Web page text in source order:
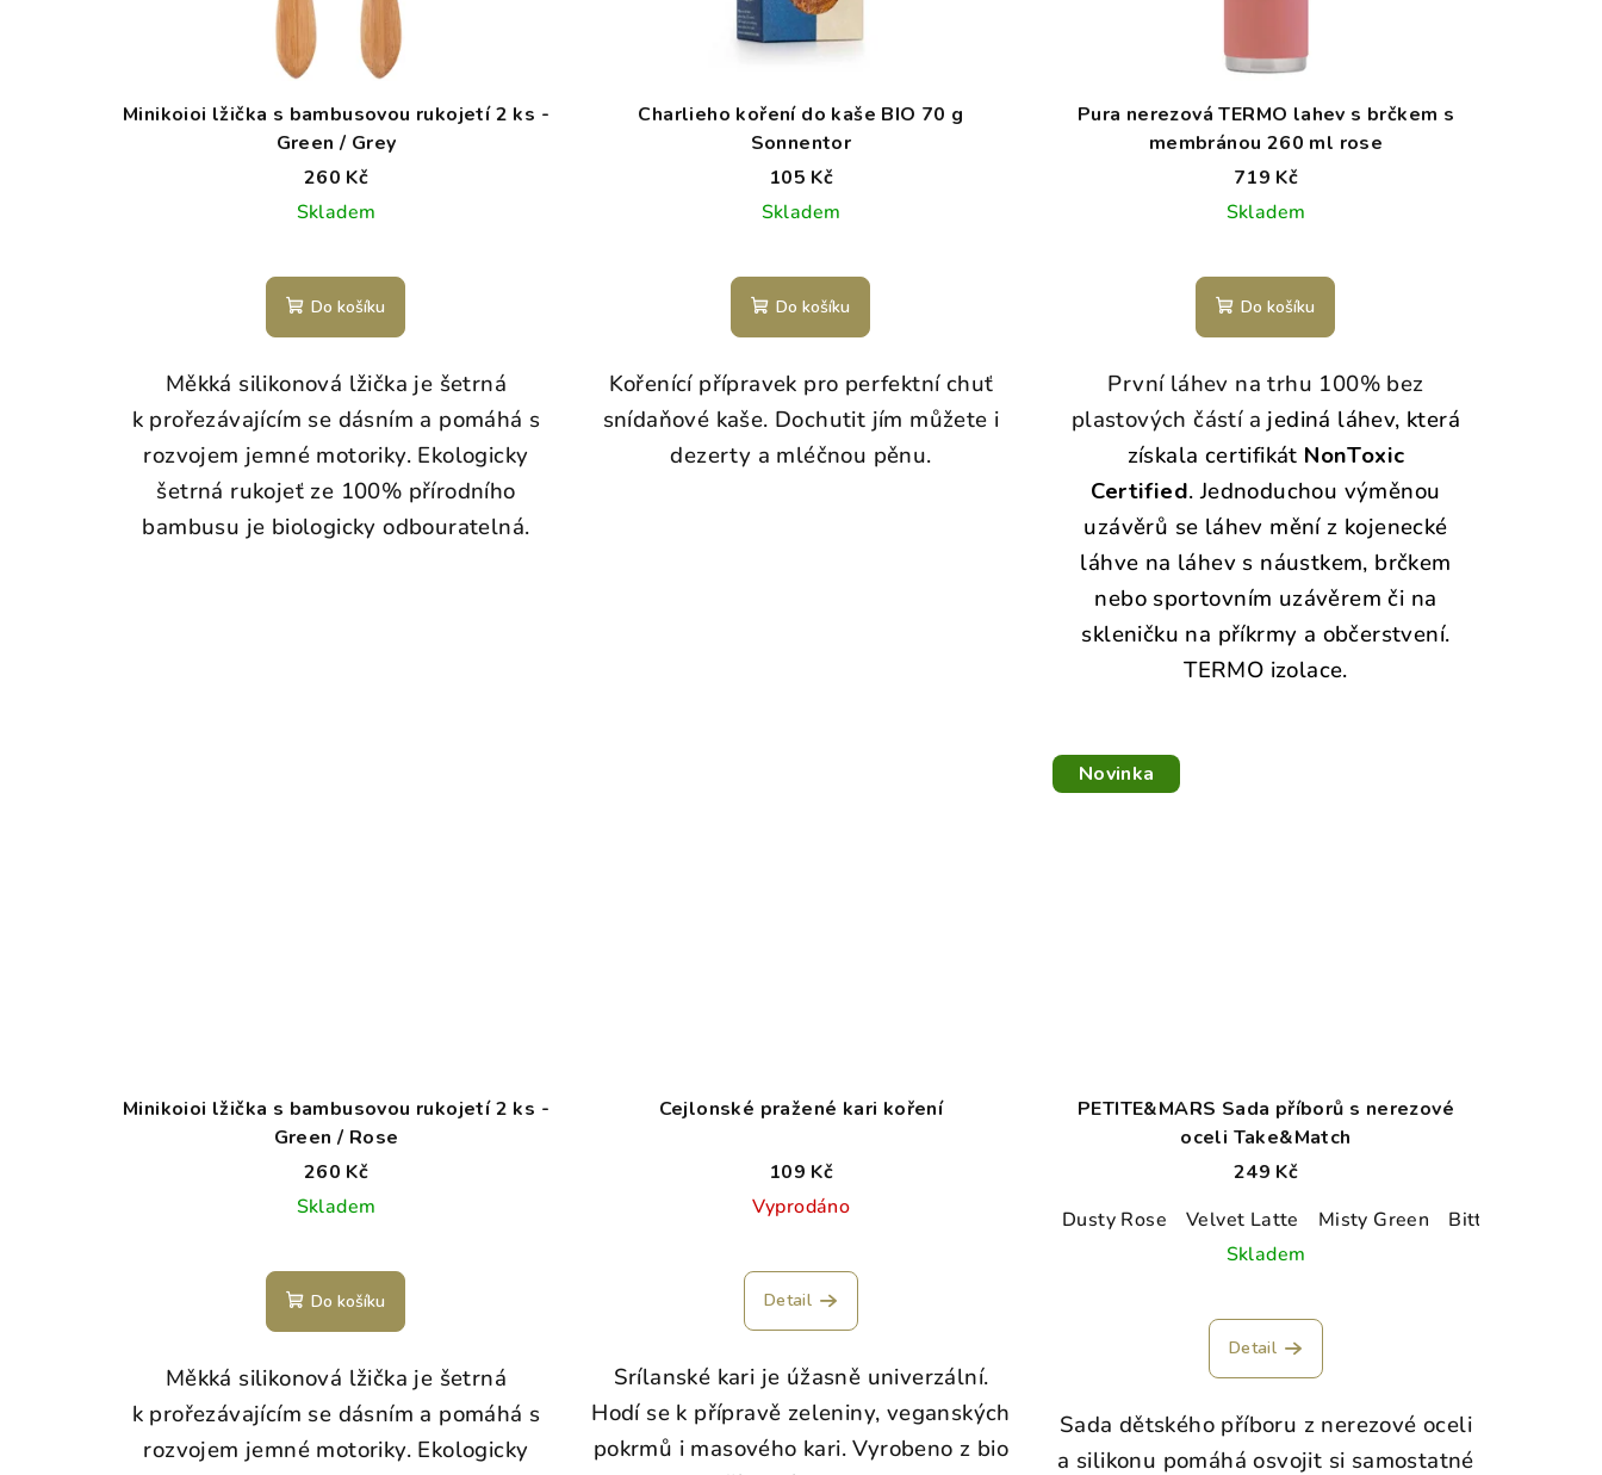
Minikoioi lžička s bambusovou rukojetí 2 ks -
Green / Grey
260 Kč
Skladem
Do košíku
Měkká silikonová lžička je šetrná
k prořezávajícím se dásním a pomáhá s
rozvojem jemné motoriky. Ekologicky
šetrná rukojeť ze 100% přírodního
bambusu je biologicky odbouratelná.
Charlieho koření do kaše BIO 70 g
Sonnentor
105 Kč
Skladem
Do košíku
Kořenící přípravek pro perfektní chuť
snídaňové kaše. Dochutit jím můžete i
dezerty a mléčnou pěnu.
Pura nerezová TERMO lahev s brčkem s
membránou 260 ml rose
719 Kč
Skladem
Do košíku
První láhev na trhu 100% bez
plastových částí a jediná láhev, která
získala certifikát NonToxic
Certified. Jednoduchou výměnou
uzávěrů se láhev mění z kojenecké
láhve na láhev s náustkem, brčkem
nebo sportovním uzávěrem či na
skleničku na příkrmy a občerstvení.
TERMO izolace.
Minikoioi lžička s bambusovou rukojetí 2 ks -
Green / Rose
260 Kč
Skladem
Do košíku
Měkká silikonová lžička je šetrná
k prořezávajícím se dásním a pomáhá s
rozvojem jemné motoriky. Ekologicky
Cejlonské pražené kari koření
109 Kč
Vyprodáno
Detail
Srílanské kari je úžasně univerzální.
Hodí se k přípravě zeleniny, veganských
pokrmů i masového kari. Vyrobeno z bio
Novinka
PETITE&MARS Sada příborů s nerezové
oceli Take&Match
249 Kč
Dusty Rose
Velvet Latte Misty Green Bitter Cocoa
Skladem
Detail
Sada dětského příboru z nerezové oceli
a silikonu pomáhá osvojit si samostatné